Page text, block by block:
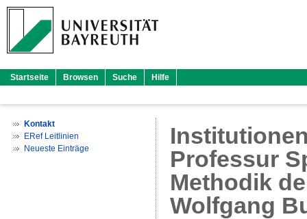
Startseite Browsen Suche Hilfe
Kontakt
ERef Leitlinien
Neueste Einträge
Professur
Methodik
Wolfgang